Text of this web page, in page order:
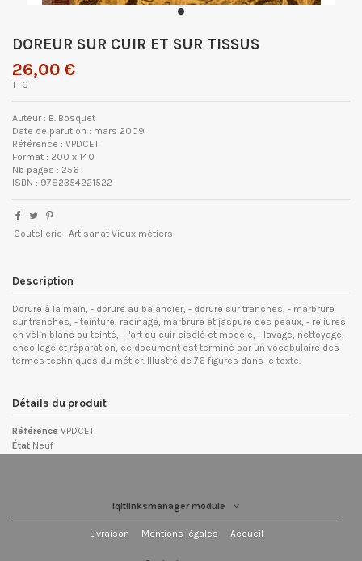
DOREUR SUR CUIR ET SUR TISSUS
26,00 €
TTC
Auteur : E. Bosquet
Date de parution : mars 2009
Référence : VPDCET
Format : 200 x 140
Nb pages : 256
ISBN : 9782354221522
Coutellerie Artisanat Vieux métiers
Description
Dorure à la main, - dorure au balancier, - dorure sur tranches, - marbrure
sur tranches, - teinture, racinage, marbrure et jaspure des peaux, - reliures
en vélin blanc ou teinté, - l'art du cuir ciselé et modelé, - lavage, nettoyage,
encollage et réparation, ce document est terminé par un vocabulaire des
termes techniques du métier. Illustré de 76 figures dans le texte.
Détails du produit
Référence VPDCET
État Neuf
iqitlinksmanager module
Livraison Mentions légales Accueil